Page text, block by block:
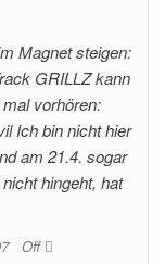
Magnet steigen:
GRILLZ kann
vorhören:
Ich bin nicht hier
am 21.4. sogar
hingeht, hat
Off